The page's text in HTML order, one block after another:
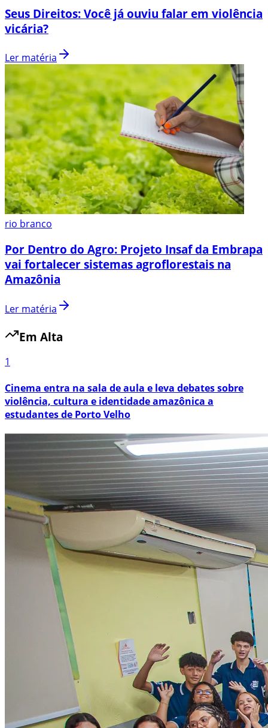
Seus Direitos: Você já ouviu falar em violência
vicária?
Ler matéria
rio branco
Por Dentro do Agro: Projeto Insaf da Embrapa
vai fortalecer sistemas agroflorestais na
Amazônia
Ler matéria
Em Alta
1
Cinema entra na sala de aula e leva debates sobre
violência, cultura e identidade amazônica a
estudantes de Porto Velho